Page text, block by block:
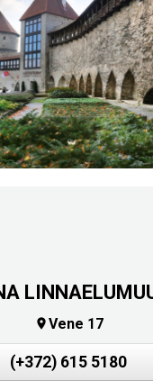
Vene 17
(+372) 615 5180